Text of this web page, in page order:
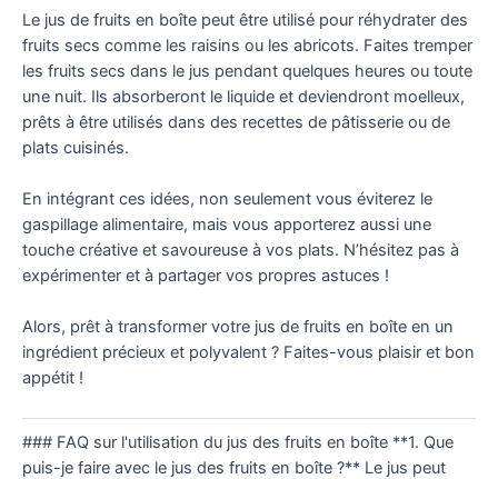
Le jus de fruits en boîte peut être utilisé pour réhydrater des
fruits secs comme les raisins ou les abricots. Faites tremper
les fruits secs dans le jus pendant quelques heures ou toute
une nuit. Ils absorberont le liquide et deviendront moelleux,
prêts à être utilisés dans des recettes de pâtisserie ou de
plats cuisinés.
En intégrant ces idées, non seulement vous éviterez le
gaspillage alimentaire, mais vous apporterez aussi une
touche créative et savoureuse à vos plats. N’hésitez pas à
expérimenter et à partager vos propres astuces !
Alors, prêt à transformer votre jus de fruits en boîte en un
ingrédient précieux et polyvalent ? Faites-vous plaisir et bon
appétit !
### FAQ sur l'utilisation du jus des fruits en boîte **1. Que
puis-je faire avec le jus des fruits en boîte ?** Le jus peut